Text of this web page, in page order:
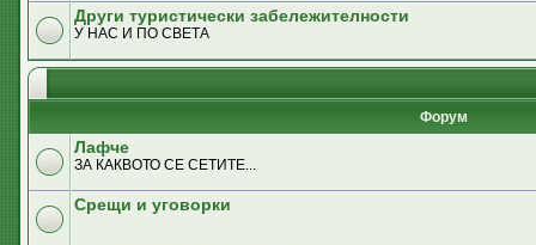
Други туристически забележителности
У НАС И ПО СВЕТА
Форум
Лафче
ЗА КАКВОТО СЕ СЕТИТЕ...
Срещи и уговорки